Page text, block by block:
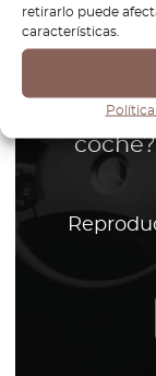
retirarlo puede
características.
¿No